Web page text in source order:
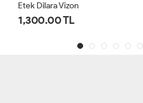
Etek Dilara Vizon
1,300.00 TL